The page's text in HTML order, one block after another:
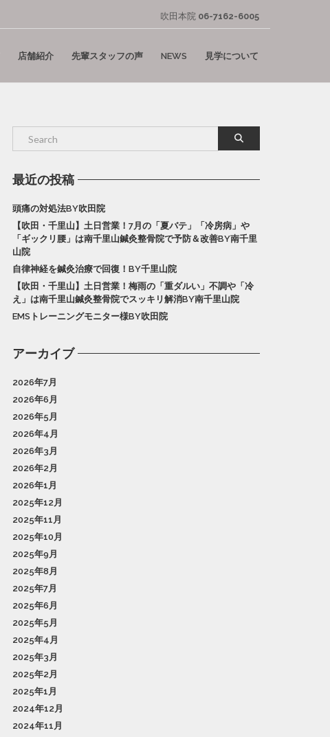
吹田本院 06-7162-6005
店舗紹介 先輩スタッフの声 NEWS 見学について
最近の投稿
頭痛の対処法BY吹田院
【吹田・千里山】土日営業！7月の「夏バテ」「冷房病」や
「ギックリ腰」は南千里山鍼灸整骨院で予防＆改善BY南千里
山院
自律神経を鍼灸治療で回復！BY千里山院
【吹田・千里山】土日営業！梅雨の「重ダルい」不調や「冷
え」は南千里山鍼灸整骨院でスッキリ解消BY南千里山院
EMSトレーニングモニター様BY吹田院
アーカイブ
2026年7月
2026年6月
2026年5月
2026年4月
2026年3月
2026年2月
2026年1月
2025年12月
2025年11月
2025年10月
2025年9月
2025年8月
2025年7月
2025年6月
2025年5月
2025年4月
2025年3月
2025年2月
2025年1月
2024年12月
2024年11月